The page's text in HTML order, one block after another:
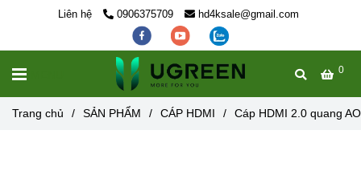
Liên hệ 0906375709 hd4ksale@gmail.com
0
Trang chủ / SẢN PHẨM / CÁP HDMI / Cáp HDMI 2.0 quang